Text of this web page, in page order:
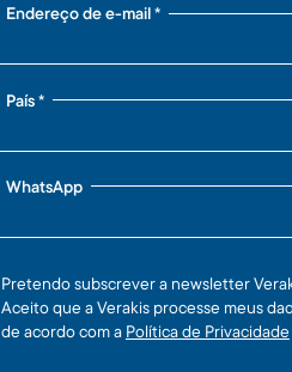
Endereço de e-mail*
País*
WhatsApp
Pretendo subscrever a newsletter
Aceito que a Verakis processe meus
de acordo com a Política de Privacidade